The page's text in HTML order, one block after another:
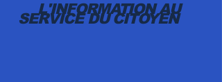
L'INFORMATION AU
SERVICE DU CITOYEN